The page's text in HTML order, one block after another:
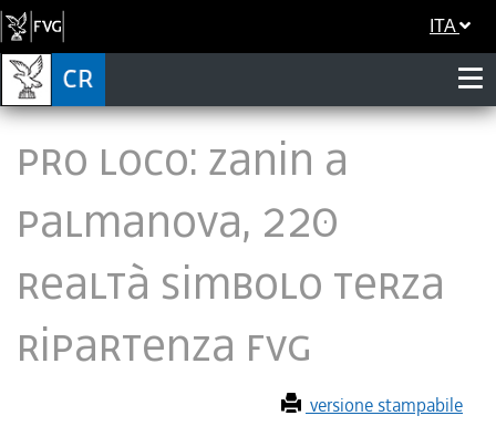
ITA
Pro Loco: Zanin a
Palmanova, 220
realtà simbolo Terza
ripartenza Fvg
versione stampabile